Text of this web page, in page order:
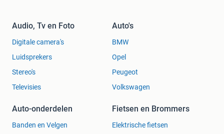
Audio, Tv en Foto
Digitale camera's
Luidsprekers
Stereo's
Televisies
Auto's
BMW
Opel
Peugeot
Volkswagen
Auto-onderdelen
Banden en Velgen
Fietsen en Brommers
Elektrische fietsen